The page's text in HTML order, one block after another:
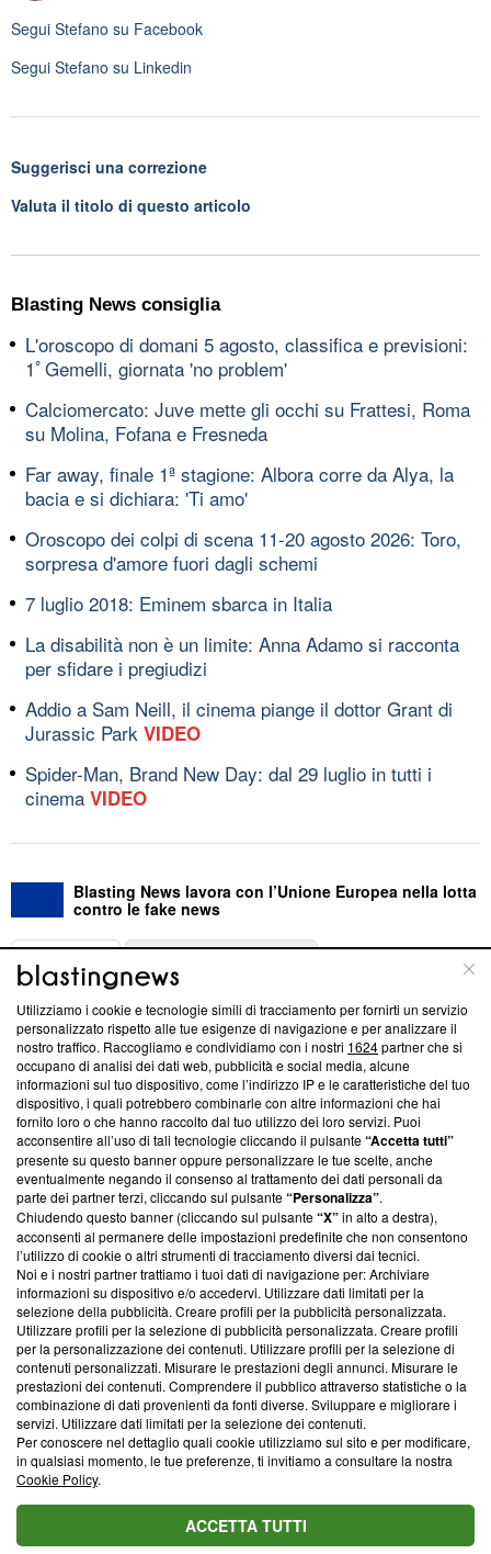
Segui Stefano su Facebook
Segui Stefano su Linkedin
Suggerisci una correzione
Valuta il titolo di questo articolo
Blasting News consiglia
L'oroscopo di domani 5 agosto, classifica e previsioni:
1ﾟGemelli, giornata 'no problem'
Calciomercato: Juve mette gli occhi su Frattesi, Roma
su Molina, Fofana e Fresneda
Far away, finale 1ª stagione: Albora corre da Alya, la
bacia e si dichiara: 'Ti amo'
Oroscopo dei colpi di scena 11-20 agosto 2026: Toro,
sorpresa d'amore fuori dagli schemi
7 luglio 2018: Eminem sbarca in Italia
La disabilità non è un limite: Anna Adamo si racconta
per sfidare i pregiudizi
Addio a Sam Neill, il cinema piange il dottor Grant di
Jurassic Park VIDEO
Spider-Man, Brand New Day: dal 29 luglio in tutti i
cinema VIDEO
Blasting News lavora con l’Unione Europea nella lotta
contro le fake news
ABOUT
Questa sezione offre informazioni trasparenti su Blasting
News, sui nostri processi editoriali e su come ci impegniamo a
creare news di qualità. Inoltre, afferma la nostra aderenza a
‘Trust Project - News with Integrity’Blasting News non è
ancora membro del programma, ma ha richiesto di farne
parte; Trust Project non ha ancora effettuato una verifica di
conformità agli standard.
Su di noi
Team editoriale
Corporate
Redazione
Informativa Privacy
Cookie Policy
Blasting SA, IDI CHE-247.845.224, Via Carlo Frasca, 3 - 6900
Lugano (Svizzera) Tel:+39 0690258937
© 2026 Blasting News
Utilizziamo i cookie e tecnologie simili di tracciamento per fornirti un servizio
personalizzato rispetto alle tue esigenze di navigazione e per analizzare il
nostro traffico. Raccogliamo e condividiamo con i nostri 1624partner che si
occupano di analisi dei dati web, pubblicità e social media, alcune
informazioni sul tuo dispositivo, come l’indirizzo IP e le caratteristiche del tuo
dispositivo, i quali potrebbero combinarle con altre informazioni che hai
fornito loro o che hanno raccolto dal tuo utilizzo dei loro servizi. Puoi
acconsentire all’uso di tali tecnologie cliccando il pulsante“Accetta tutti”
presente su questo banner oppure personalizzare le tue scelte, anche
eventualmente negando il consenso al trattamento dei dati personali da
parte dei partner terzi, cliccando sul pulsante“Personalizza”.
Chiudendo questo banner (cliccando sul pulsante“X”in alto a destra),
acconsenti al permanere delle impostazioni predefinite che non consentono
l’utilizzo di cookie o altri strumenti di tracciamento diversi dai tecnici.
Noi e i nostri partner trattiamo i tuoi dati di navigazione per: Archiviare
informazioni su dispositivo e/o accedervi. Utilizzare dati limitati per la
selezione della pubblicità. Creare profili per la pubblicità personalizzata.
Utilizzare profili per la selezione di pubblicità personalizzata. Creare profili
per la personalizzazione dei contenuti. Utilizzare profili per la selezione di
contenuti personalizzati. Misurare le prestazioni degli annunci. Misurare le
prestazioni dei contenuti. Comprendere il pubblico attraverso statistiche o la
combinazione di dati provenienti da fonti diverse. Sviluppare e migliorare i
servizi. Utilizzare dati limitati per la selezione dei contenuti.
Per conoscere nel dettaglio quali cookie utilizziamo sul sito e per modificare,
in qualsiasi momento, le tue preferenze, ti invitiamo a consultare la nostra
Cookie Policy.
ACCETTA TUTTI